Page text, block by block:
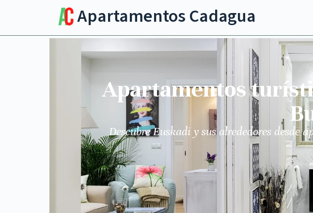
Apartamentos Cadagua
Apartamentos
Descubre Euskadi y sus alrededores desde